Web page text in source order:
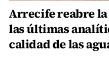
Arrecife reabre la
las últimas
calidad de las